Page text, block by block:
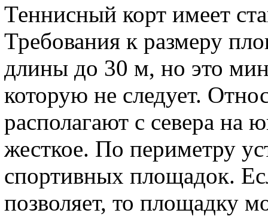
Теннисный корт имеет
Требования к размеру
длины до 30 м, но это
которую не следует.
располагают с севера на
жесткое. По периметру
спортивных площадок.
позволяет, то площадку